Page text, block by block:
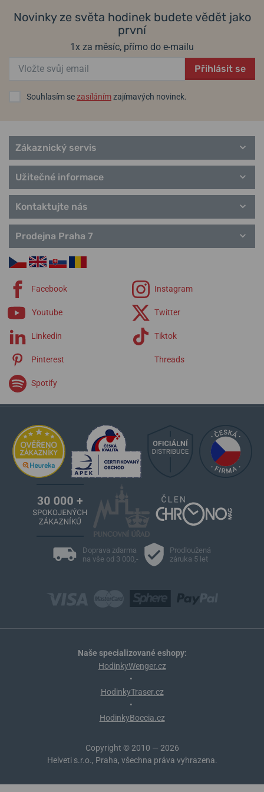
Avenue
Novinky ze světa hodinek budete vědět jako
první
1x za měsíc, přímo do e-mailu
Přihlásit se
Souhlasím sezasílánímzajímavých novinek.
Zákaznický servis
Užitečné informace
Kontaktujte nás
Prodejna Praha 7
Facebook Instagram
Youtube Twitter
Linkedin Tiktok
Pinterest Threads
Spotify
Doprava zdarma
na vše od 3 000,-
Prodloužená
záruka 5 let
Naše specializované eshopy:
HodinkyWenger.cz
•
HodinkyTraser.cz
•
HodinkyBoccia.cz
Copyright © 2010 — 2026
Helveti s.r.o., Praha, všechna práva vyhrazena.